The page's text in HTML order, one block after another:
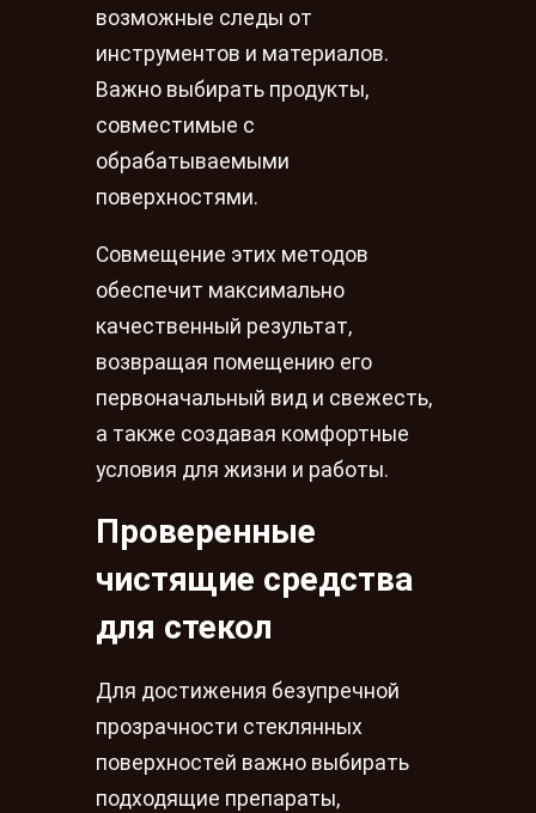
возможные следы от
инструментов и материалов.
Важно выбирать продукты,
совместимые с
обрабатываемыми
поверхностями.
Совмещение этих методов
обеспечит максимально
качественный результат,
возвращая помещению его
первоначальный вид и свежесть,
а также создавая комфортные
условия для жизни и работы.
Проверенные
чистящие средства
для стекол
Для достижения безупречной
прозрачности стеклянных
поверхностей важно выбирать
подходящие препараты,